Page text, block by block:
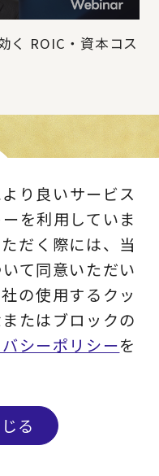
く ROIC・資本コス
公式YouTubeチャ
のサービスやお客様
発信するチャンネル
こちら
り良いサービス
を利用していま
だく際には、当
て同意いただい
の使用するクッ
たはブロックの
シーポリシーを
る